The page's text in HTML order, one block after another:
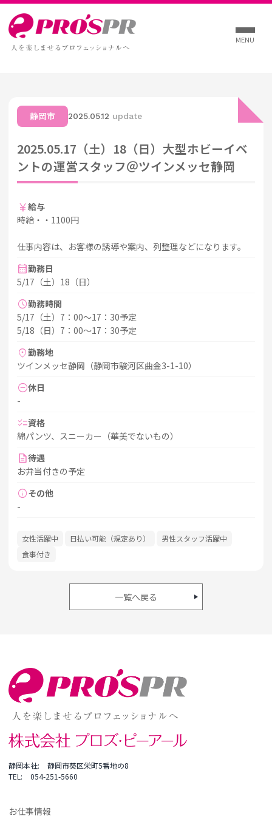
MENU
静岡市 2025.05.12 update
2025.05.17（土）18（日）大型ホビーイベ
ントの運営スタッフ＠ツインメッセ静岡
currency_yen給与
時給・・1100円
仕事内容は、お客様の誘導や案内、列整理などになります。
calendar_month勤務日
5/17（土）18（日）
schedule勤務時間
5/17（土）7：00～17：30予定
5/18（日）7：00～17：30予定
location_on勤務地
ツインメッセ静岡（静岡市駿河区曲金3-1-10）
do_not_disturb_on休日
-
checklist資格
綿パンツ、スニーカー（華美でないもの）
description待遇
お弁当付きの予定
infoその他
-
女性活躍中 日払い可能（規定あり）
男性スタッフ活躍中
食事付き
一覧へ戻る
静岡本社
静岡市葵区栄町5番地の8
TEL
054-251-5660
お仕事情報